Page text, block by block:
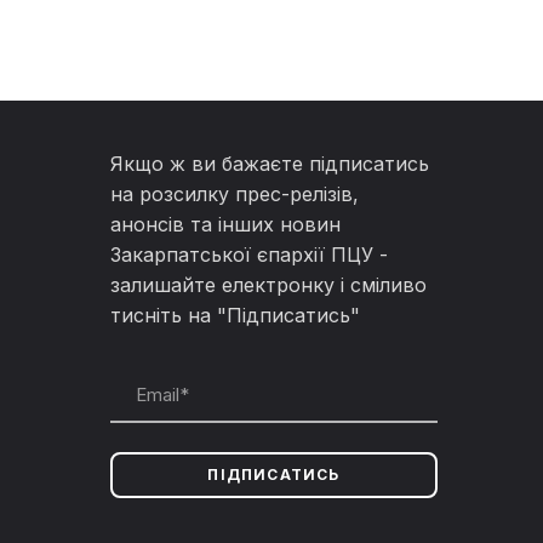
Якщо ж ви бажаєте підписатись
на розсилку прес-релізів,
анонсів та інших новин
Закарпатської єпархії ПЦУ -
залишайте електронку і сміливо
тисніть на "Підписатись"
ПІДПИСАТИСЬ